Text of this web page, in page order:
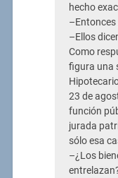
hecho
–Ellos
Como
figura una
23 de
función
jurada
sólo esa
–¿Los